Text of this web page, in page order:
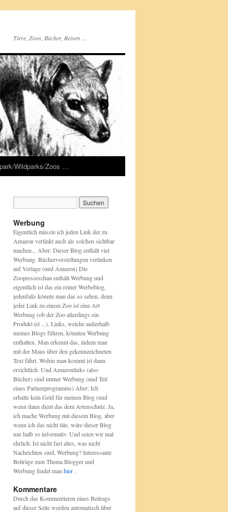
Tiere, Zoos, Bücher, Reisen …
Wildparks/Zoos …
Werbung
Eigentlich müsste ich jeden Link der zu
Amazon verlinkt auch als solchen sichtbar
machen... Aber: Dieser Blog enthält viel
Werbung. Büchervorstellungen verlinken
auf Verlage (und Amazon) Die
Zoopresseschau enthält Werbung und
eigentlich ist das ein reiner Werbeblog,
jedenfalls könnte man das so sehen, denn
jeder Link zu einem Zoo ist eine Art
Werbung (ob der Zoo allerdings ein
Produkt ist ...). Links, welche außerhalb
meines Blogs führen, könnten Werbung
enthalten. Man erkennt das, indem man
mit der Maus über den gekennzeichneten
Text fährt. Wohin man kommt ist dann
ersichtlich. Und Amazonlinks (also
Bücher) sind immer Werbung (und Teil
eines Partnerprogramms) Aber: Ich
erhalte kein Geld für meinen Blog (und
wenn dann dient das dem Artenschutz. Ja,
ich mache Werbung mit diesem Blog, aber
wenn ich das nicht täte, wäre dieser Blog
nur halb so informativ. Und seien wir mal
ehrlich: Ist nicht fast alles, was nicht
Nachrichten sind, Werbung? Interessante
Beiträge zum Thema Blogger und
Werbung findet man hier .
Kommentare
Durch das Kommentieren eines Beitrags
auf dieser Seite werden automatisch über